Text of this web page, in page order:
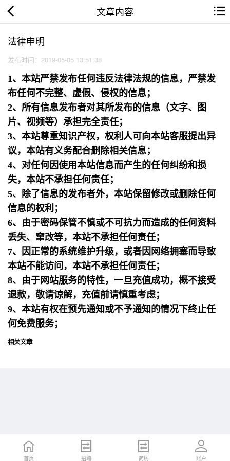
文章内容
法律申明
发布时间：2019-05-05 13:51:38
1、本站严禁发布任何违反法律法规的信息，严禁发
布任何不完整、虚假、侵权的信息；
2、所有信息发布者对其所发布的信息（文字、图
片、视频等）承担完全责任；
3、本站尊重知识产权，权利人可向本站客服提出异
议，本站有义务配合删除相关信息；
4、对任何因使用本站信息而产生的任何纠纷和损
失，本站不承担任何责任；
5、除了信息的发布者外，本站保留修改或删除任何
信息的权利；
6、由于密码保管不慎或不可抗力而造成的任何资料
丢失、窜改等，本站不承担任何责任；
7、因正常的系统维护升级，或者因网络拥塞而导致
本站不能访问，本站不承担任何责任；
8、由于网站服务的特性，一旦充值成功，概不接受
退款，敬请谅解，充值前请慎重考虑；
9、本站有权在预先通知或不予通知的情况下终止任
何免费服务；
相关文章
首页 招聘 简历 账户
首页 招聘 简历 账户